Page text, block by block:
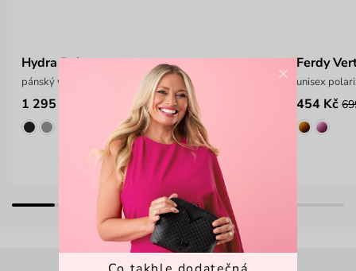
Hydra Beige
pánský velký cestovní batoh
1 295 Kč
Ferdy
unisex
454 Kč
×